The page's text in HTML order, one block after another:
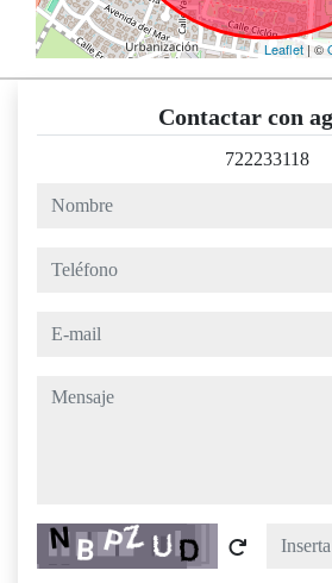
Leaflet| ©
Contactar con
722233118
nombre
teléfono
e-mail
mensaje
Captcha